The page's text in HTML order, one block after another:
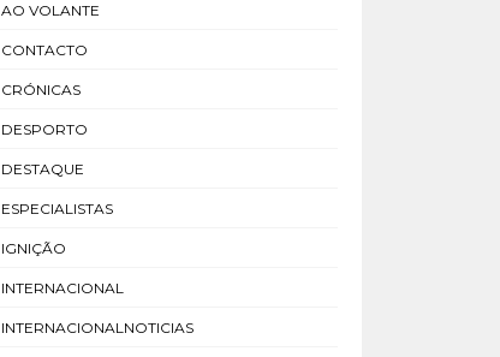
AO VOLANTE
CONTACTO
CRÓNICAS
DESPORTO
DESTAQUE
ESPECIALISTAS
IGNIÇÃO
INTERNACIONAL
INTERNACIONALNOTICIAS